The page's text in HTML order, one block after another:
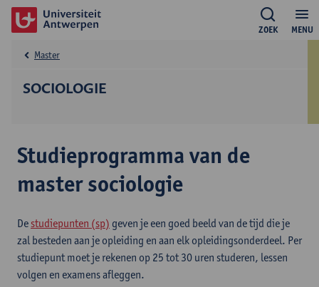
MENU
ZOEK
SOCIOLOGIE
Master
Studieprogramma van de
master sociologie
De studiepunten (sp) geven je een goed beeld van de tijd die je
zal besteden aan je opleiding en aan elk opleidingsonderdeel. Per
studiepunt moet je rekenen op 25 tot 30 uren studeren, lessen
volgen en examens afleggen.